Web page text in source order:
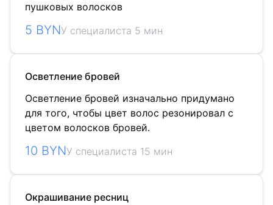
пушковых волосков
5 BYNУ специалиста 5 мин
Осветление бровей
Осветление бровей изначально придумано
для того, чтобы цвет волос резонировал с
цветом волосков бровей.
10 BYNУ специалиста 15 мин
Окрашивание ресниц